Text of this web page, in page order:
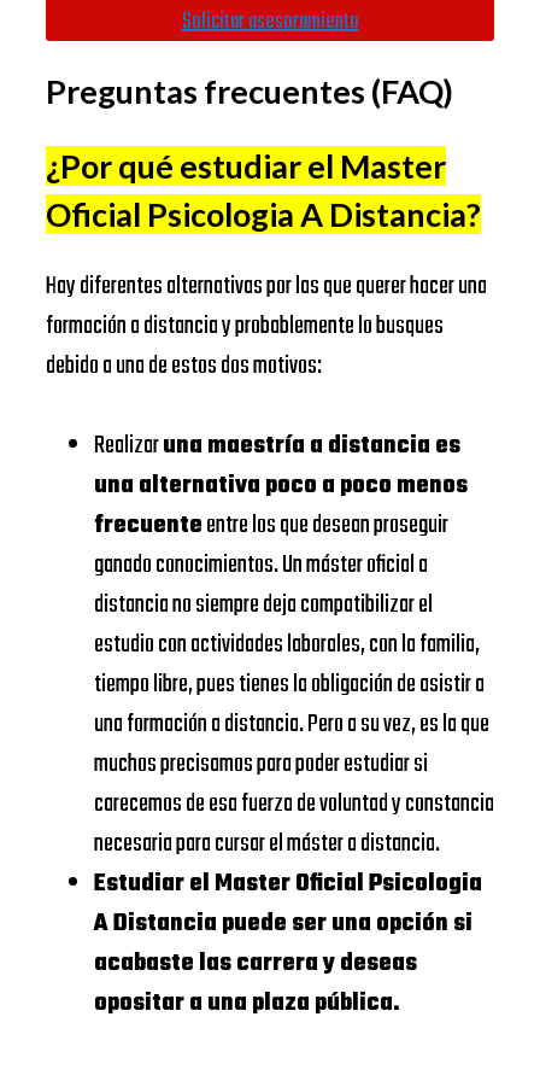
Autònoma de https://www.uab.cat/
Universidad
Complutense
de Madrid
https://www.ucm.es/
Universitat
de Barcelona
https://www.ub.edu/
EADA
https://www.eada.edu/es/
EAE
School
URJC
Universidad
Rey Juan
Carlos
https://www.urjc.es/
VIU
Universidad
Internacional
de Valencia
https://
UDIMA https://www.udima.es/
Centros dónde
Master Oficial
Psicologia A
Distancia
BUSINESS
IESE
SCHOOL
EADA
SCHOOL
UNIVERSIDAD
DE
NAVARRA –
SCHOOL
OF
ECONOMICS
AND
BUSINESS
UNIVERSIDAD
CALORS III
UNIVERSIDAD
Solicitar asesoramiento
Preguntas frecuentes (FAQ)
¿Por qué estudiar el Master
Oficial Psicologia A Distancia?
Hay diferentes alternativas por las que querer hacer una
formación a distancia y probablemente lo busques
debido a una de estos dos motivos:
Realizaruna maestría a distancia es
una alternativa poco a poco menos
frecuenteentre los que desean proseguir
ganado conocimientos. Un máster oficial a
distancia no siempre deja compatibilizar el
estudio con actividades laborales, con la familia,
tiempo libre, pues tienes la obligación de asistir a
una formación a distancia. Pero a su vez, es la que
muchos precisamos para poder estudiar si
carecemos de esa fuerza de voluntad y constancia
necesaria para cursar el máster a distancia.
Estudiar el Master Oficial Psicologia
A Distancia puede ser una opción si
acabaste las carrera y deseas
opositar a una plaza pública.